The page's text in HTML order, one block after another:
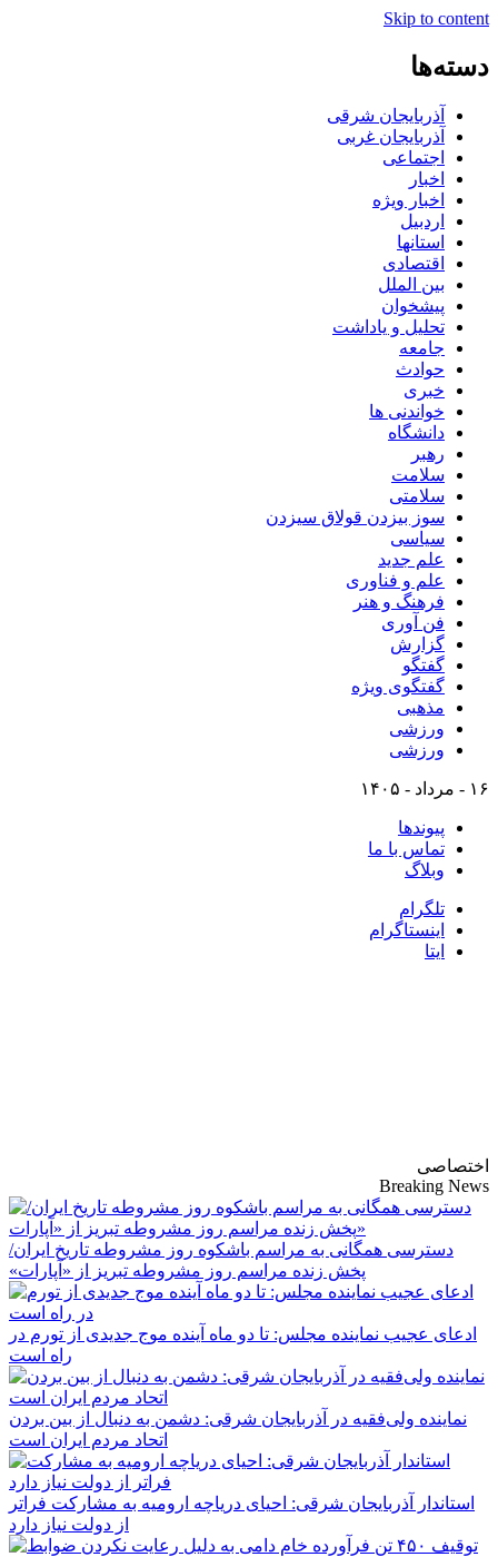
Skip to content
دسته‌ها
آذربایجان شرقی
آذربایجان غربی
اجتماعی
اخبار
اخبار ویژه
اردبیل
استانها
اقتصادی
بین الملل
پیشخوان
تحلیل و یاداشت
جامعه
حوادث
خبری
خواندنی ها
دانشگاه
رهبر
سلامت
سلامتی
سوز بیزدن قولاق سیزدن
سیاسی
علم جدید
علم و فناوری
فرهنگ و هنر
فن آوری
گزارش
گفتگو
گفتگوی ویژه
مذهبی
ورزشی
ورزشی
۱۶ - مرداد - ۱۴۰۵
پیوندها
تماس با ما
وبلاگ
تلگرام
اینستاگرام
ایتا
اختصاصی
Breaking News
دسترسی همگانی به مراسم باشکوه روز مشروطه تاریخ ایران/
پخش زنده مراسم روز مشروطه تبریز از «آپارات»
ادعای عجیب نماینده مجلس: تا دو ماه آینده موج جدیدی از تورم در
راه است
نماینده ولی‌فقیه در آذربایجان شرقی: دشمن به دنبال از بین بردن
اتحاد مردم ایران است
استاندار آذربایجان شرقی: احیای دریاچه ارومیه به مشارکت فراتر
از دولت نیاز دارد